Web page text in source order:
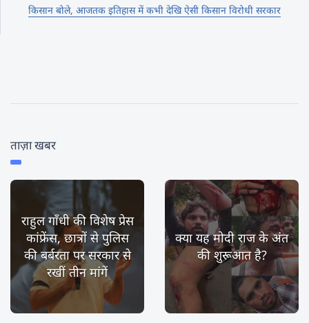
किसान बोले, आजतक इत‍िहास में कभी देखि ऐसी क‍िसान व‍िरोधी सरकार
ताज़ा खबर
राहुल गाँधी की विशेष प्रेस
कांफ्रेंस, छात्रों से पुलिस
की बर्बरता पर सरकार से
रखीं तीन मांगें
क्या यह मोदी राज के अंत
की शुरूआत है?